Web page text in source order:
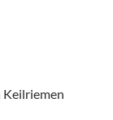
Keilriemen